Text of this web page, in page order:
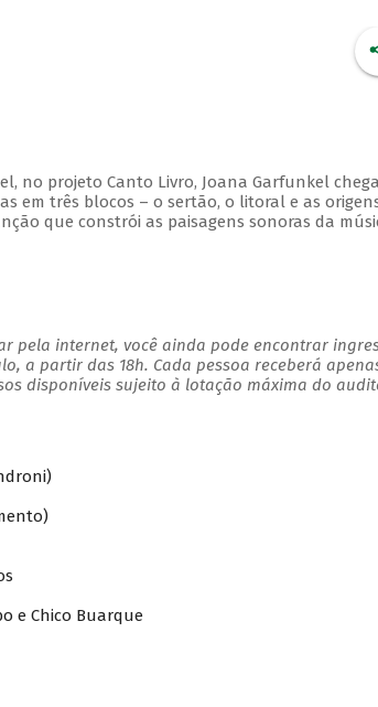
no projeto Canto Livro, Joana Garfunkel chega
em três blocos – o sertão, o litoral e as
que constrói as paisagens sonoras da
pela internet, você ainda pode encontrar
a partir das 18h. Cada pessoa receberá
disponíveis sujeito à lotação máxima do
e Chico Buarque